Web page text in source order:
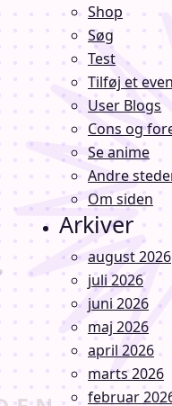
Shop
Søg
Test
Tilføj et
User Blogs
Cons og
Se anime
Andre
Om siden
Arkiver
august 2026
juli 2026
juni 2026
maj 2026
april 2026
marts 2026
februar